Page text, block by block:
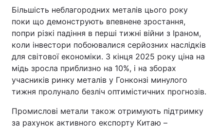
Більшість неблагородних металів цього року
поки що демонструють впевнене зростання,
попри різкі падіння в перші тижні війни з Іраном,
коли інвестори побоювалися серйозних наслідків
для світової економіки. З кінця 2025 року ціна на
мідь зросла приблизно на 10%, і на зборах
учасників ринку металів у Гонконзі минулого
тижня пролунало безліч оптимістичних прогнозів.
Промислові метали також отримують підтримку
за рахунок активного експорту Китаю –